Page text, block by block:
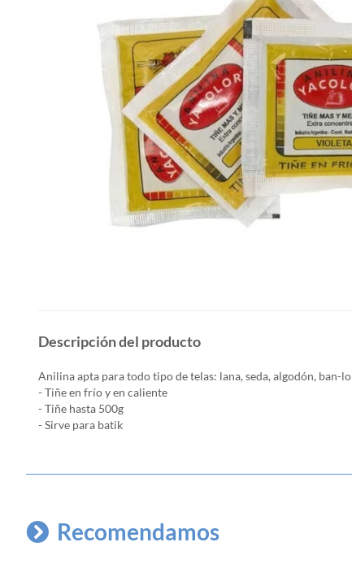
Descripción del producto
Anilina apta para todo tipo de telas: lana, seda, algodón, ban-
- Tiñe en frío y en caliente
- Tiñe hasta 500g
- Sirve para batik
Recomendamos